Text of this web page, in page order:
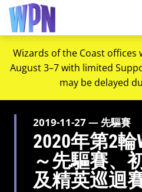
Wizards of the Coast offices
August 3–7 with limited
may be delayed
2019-11-27 — 先驅賽
2020年第2輪
～先驅賽、
及精英巡迴